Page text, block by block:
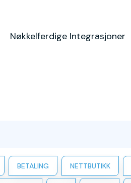
Nøkkelferdige Integrasjoner
BETALING NETTBUTIKK